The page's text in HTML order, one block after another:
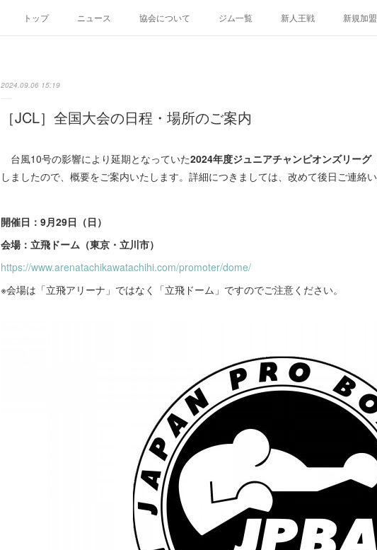
トップ ニュース 協会について ジム一覧 新人王戦 新規加
2024.09.06 15:19
［JCL］全国大会の日程・場所のご案内
台風10号の影響により延期となっていた2024年度ジュニアチャンピオンズリーグ
しましたので、概要をご案内いたします。詳細につきましては、改めて後日ご連絡い
開催日：9月29日（日）
会場：立飛ドーム（東京・立川市）
https://www.arenatachikawatachihi.com/promoter/dome/
※会場は「立飛アリーナ」ではなく「立飛ドーム」ですのでご注意ください。